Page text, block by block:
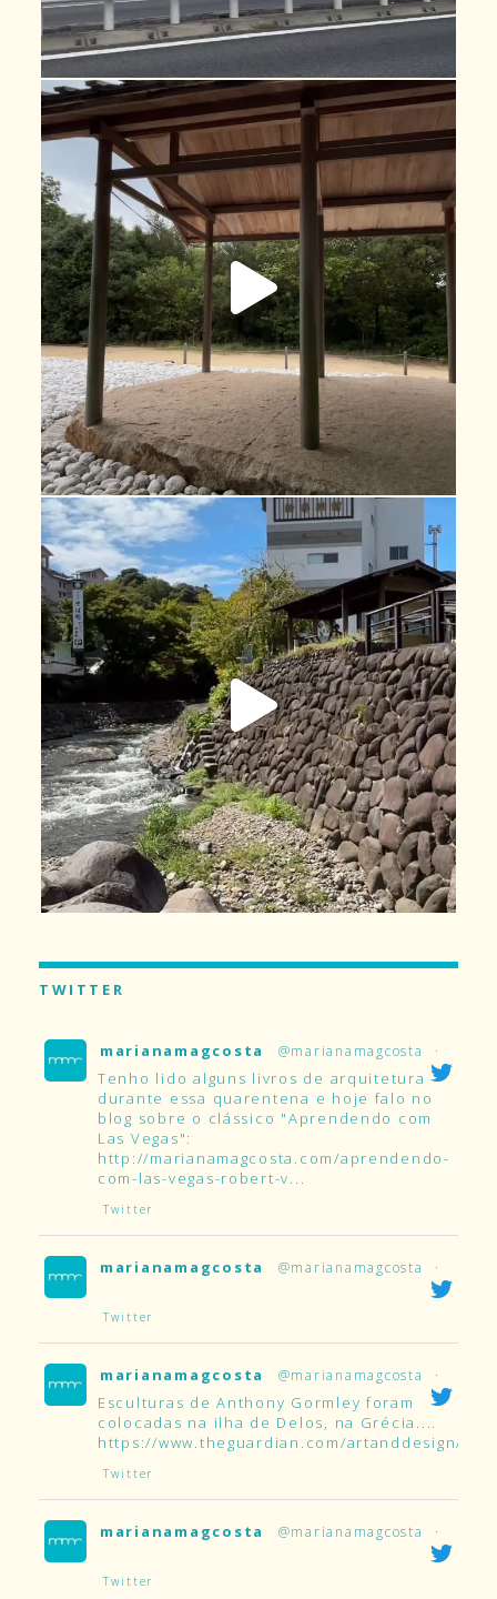
TWITTER
marianamagcosta @marianamagcosta ·
Tenho lido alguns livros de arquitetura
durante essa quarentena e hoje falo no
blog sobre o clássico "Aprendendo com
Las Vegas":
http://marianamagcosta.com/aprendendo-
com-las-vegas-robert-v...
Twitter
marianamagcosta @marianamagcosta ·
Twitter
marianamagcosta @marianamagcosta ·
Esculturas de Anthony Gormley foram
colocadas na ilha de Delos, na Grécia....
https://www.theguardian.com/artanddesign/
Twitter
marianamagcosta @marianamagcosta ·
Twitter